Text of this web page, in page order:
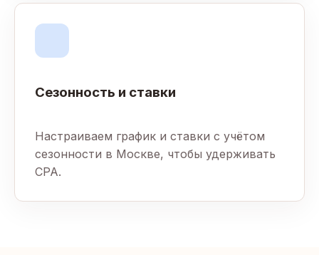
Сезонность и ставки
Настраиваем график и ставки с учётом
сезонности в Москве, чтобы удерживать
CPA.